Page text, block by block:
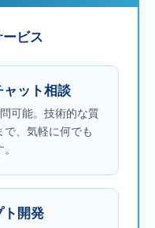
ビス
ャット相談
可能。技術的な質
で、気軽に何でも
ト開発